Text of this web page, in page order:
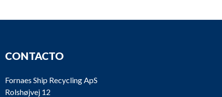
CONTACTO
Fornaes Ship Recycling ApS
Rolshøjvej 12